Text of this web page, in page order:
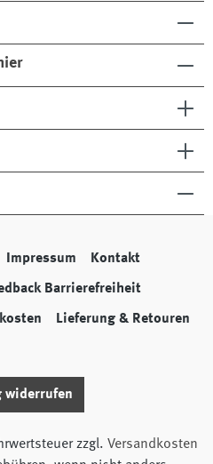
Impressum Kontakt
Barrierefreiheit
Lieferung & Retouren
widerrufen
zzgl. Versandkosten